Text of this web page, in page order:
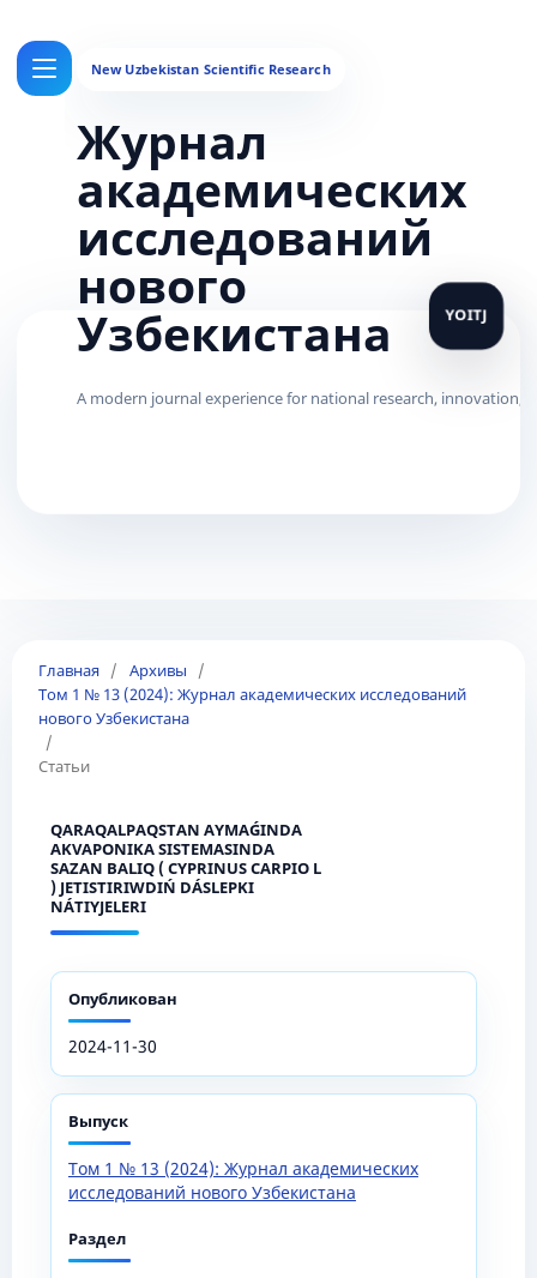
Журнал
академических
исследований
нового
Узбекистана
Главная / Архивы
/
Том 1 № 13 (2024): Журнал академических исследований
нового Узбекистана
/
Статьи
QARAQALPAQSTAN AYMAǴINDA
AKVAPONIKA SISTEMASINDA
SAZAN BALIQ ( CYPRINUS CARPIO L
) JETISTIRIWDIŃ DÁSLEPKI
NÁTIYJELERI
Опубликован
2024-11-30
Выпуск
Том 1 № 13 (2024): Журнал академических
исследований нового Узбекистана
Раздел